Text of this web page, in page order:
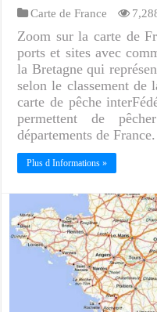
Carte de France
Zoom sur la carte de
ports et sites avec
la Bretagne qui
selon le classement de
carte de pêche
permettent de
départements de
Plus d Informations »